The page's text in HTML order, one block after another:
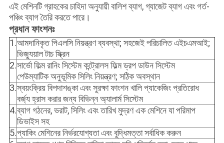
এই মেশিনটি গ্রাহকের চাহিদা অনুযায়ী বালিশ ব্যাগ, গ্যাজেট ব্যাগ এবং গর্ত-
পঞ্চিং ব্যাগ তৈরি করতে পারে।
প্রধান ফাংশনঃ
1.আমদানিকৃত পিএলসি নিয়ন্ত্রণ ব্যবস্থা; সহজেই পরিচালিত এইচএমআই;
ভিজ্যুয়াল টাচ স্ক্রিন
2.সার্ভো ফিল্ম রানিং সিস্টেম কন্ট্রোলস ফিল্ম ড্রপ ডাউন সিস্টেম
পেউম্যাটিক অনুভূমিক সিলিং নিয়ন্ত্রণ; সঠিক অবস্থান
3.স্বয়ংক্রিয় বিপদাশঙ্কা এবং সুরক্ষা ফাংশন খালি প্যাকেজিং প্রতিরোধ
বর্জ্য হ্রাস করার জন্য বিভিন্ন অ্যালার্ম সিস্টেম
4.ব্যাগ গঠনের, ভরাট, সিলিং এবং তারিখ মুদ্রণ এক মেশিনে যা পরিমাপ
ডিভাইস সহ
5.প্যাকিং মেশিনের নির্ভরযোগ্যতা এবং বুদ্ধিমত্তা সর্বাধিক করুন